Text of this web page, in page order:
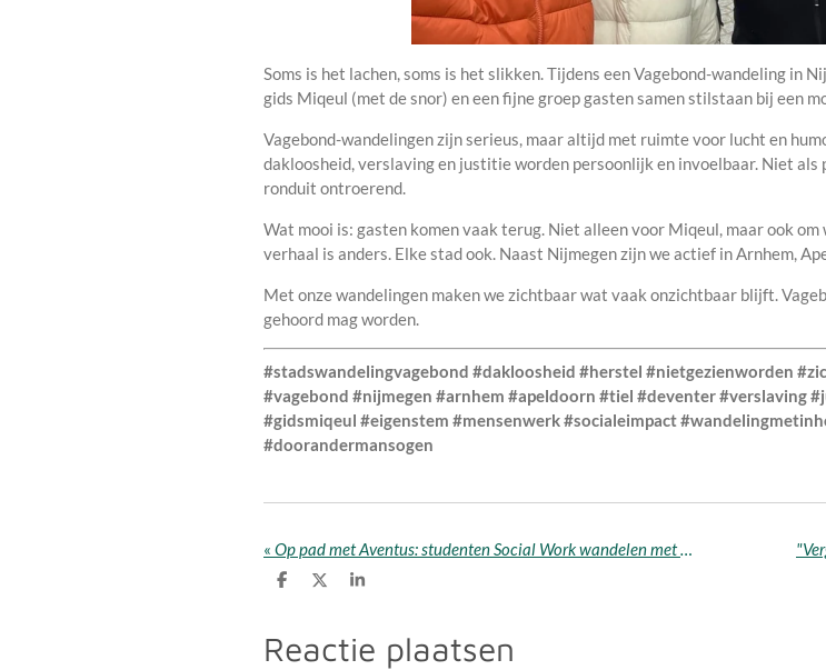
Soms is het lachen, soms is het slikken. Tijdens een Vagebond-wandeling in
gids Miqeul (met de snor) en een fijne groep gasten samen stilstaan bij een
Vagebond-wandelingen zijn serieus, maar altijd met ruimte voor lucht en
dakloosheid, verslaving en justitie worden persoonlijk en invoelbaar. Niet als
ronduit ontroerend.
Wat mooi is: gasten komen vaak terug. Niet alleen voor Miqeul, maar ook
verhaal is anders. Elke stad ook. Naast Nijmegen zijn we actief in Arnhem,
Met onze wandelingen maken we zichtbaar wat vaak onzichtbaar blijft.
gehoord mag worden.
#stadswandelingvagebond #dakloosheid #herstel #nietgezienworden
#vagebond #nijmegen #arnhem #apeldoorn #tiel #deventer #verslaving
#gidsmiqeul #eigenstem #mensenwerk #socialeimpact
#doorandermansogen
« Op pad met Aventus: studenten Social Work wandelen met de Vagebond in Apeldoorn
D
e
n
D
S
r
e
Reactie plaatsen